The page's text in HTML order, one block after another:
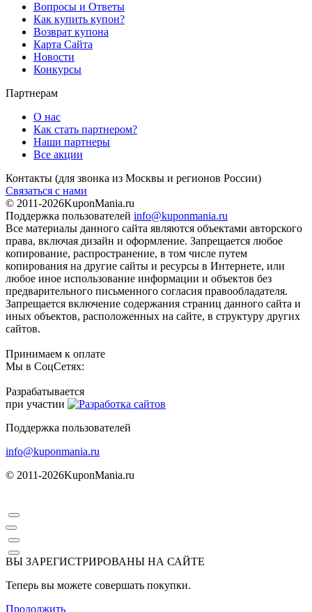
Вопросы и Ответы
Как купить купон?
Возврат купона
Карта Сайта
Новости
Конкурсы
Партнерам
О нас
Как стать партнером?
Наши партнеры
Все акции
Контакты (для звонка из Москвы и регионов России)
Связаться с нами
© 2011-2026KuponMania.ru
Поддержка пользователей info@kuponmania.ru
Все материалы данного сайта являются объектами авторского
права, включая дизайн и оформление. Запрещается любое
копирование, распространение, в том числе путем
копирования на другие сайты и ресурсы в Интернете, или
любое иное использование информации и объектов без
предварительного письменного согласия правообладателя.
Запрещается включение содержания страниц данного сайта и
иных объектов, расположенных на сайте, в структуру других
сайтов.
Принимаем к оплате
Мы в СоцСетях:
Разрабатывается
при участии
Поддержка пользователей
info@kuponmania.ru
© 2011-2026KuponMania.ru
ВЫ ЗАРЕГИСТРИРОВАНЫ НА САЙТЕ
Теперь вы можете совершать покупки.
Продолжить